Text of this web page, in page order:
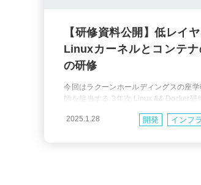
【研修資料公開】低レイヤ
Linuxカーネルとコンテナ
の研修
今回はラクーンホールディングスの座
師を担当する 3年次 Linux && Docker研
~6ヶ月間の研修があります。そしてさら
2025.1.28 開発 インフラ